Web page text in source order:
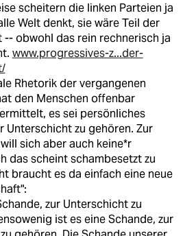
scheitern die linken Parteien ja
Welt denkt, sie wäre Teil der
obwohl das rein rechnerisch ja
www.progressives-z...der-
Rhetorik der vergangenen
den Menschen offenbar
es sei persönliches
Unterschicht zu gehören. Zur
sich aber auch keine*r
das scheint schambesetzt zu
braucht es da einfach eine neue
zur Unterschicht zu
ist es eine Schande, zur